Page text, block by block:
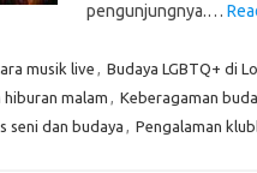
pengunjungnya.…
musik live , Budaya LGBTQ+ di
hiburan malam , Keberagaman
seni dan budaya , Pengalaman